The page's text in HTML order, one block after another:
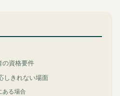
の資格要件
しきれない場面
ある場合